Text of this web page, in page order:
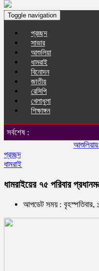
Toggle navigation
প্রচ্ছদ
সাভার
আশুলিয়া
ধামরাই
বিনোদন
জাতীয়
রেসিপি
খেলাধুলা
শিক্ষাঙ্গন
সর্বশেষ :
আশুলিয়ায়
প্রচ্ছদ
ধামরাই
ধামরাইয়ের ৭৫ পরিবার
আপডেট সময় :